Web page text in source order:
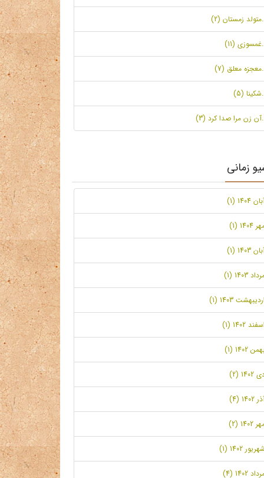
زمستان (2)
(11)
معلق (7)
(5)
زن مرا صدا کرد (3)
زمانی
1404 (1)
1404 (1)
1403 (1)
1403 (1)
اردیبهشت 1403 (1)
اسفند 1402 (1)
1402 (1)
1402 (2)
1402 (4)
1402 (2)
شهریور 1402 (1)
1402 (4)